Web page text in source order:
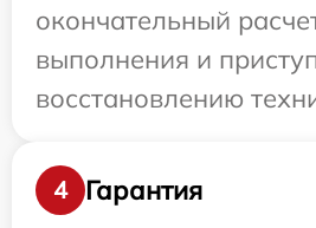
окончательный
выполнения и
восстановлению
4 Гарантия